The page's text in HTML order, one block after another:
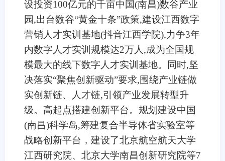
设投资100亿元的千亩中国(南昌)数谷产业
园,出台数谷“黄金十条”政策,建设江西数字
营销人才实训基地(抖音江西学院),力争3年
内数字人才实训规模达2万人,成为全国规
模最大的线下数字人才实训基地。同时,坚
决落实“聚焦创新驱动”要求,围绕产业链做
实创新链、人才链,引领产业发展转型升
级。高起点搭建创新平台。规划建设中国
(南昌)科学岛,筹建复合半导体省实验室等
战略创新平台，建设了北京航空航天大学
江西研究院、北京大学南昌创新研究院等7